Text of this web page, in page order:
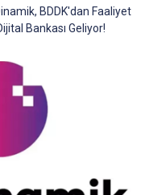
BDDK'dan Faaliyet
Bankası Geliyor!